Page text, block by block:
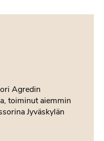
Agredin
toiminut aiemmin
Jyväskylän